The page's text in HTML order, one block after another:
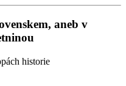
aneb v
historie